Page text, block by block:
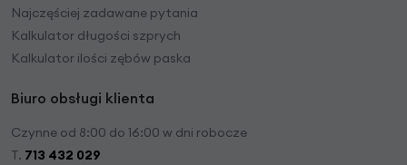
Najczęściej zadawane pytania
Kalkulator długości szprych
Kalkulator ilości zębów paska
Biuro obsługi klienta
Czynne od 8:00 do 16:00 w dni robocze
T. 713 432 029